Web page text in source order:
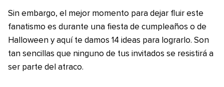
Sin embargo, el mejor momento para dejar fluir este
fanatismo es durante una fiesta de cumpleaños o de
Halloween y aquí te damos 14 ideas para lograrlo. Son
tan sencillas que ninguno de tus invitados se resistirá a
ser parte del atraco.